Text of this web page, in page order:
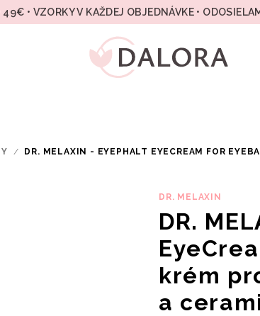
49€ • VZORKY V KAŽDEJ OBJEDNÁVKE •
/
DR. MELAXIN - EYEPHALT EYECREAM FOR
DR. MELAXIN
DR.
krém
a